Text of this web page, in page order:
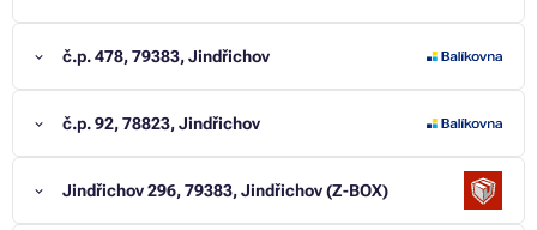
č.p. 478, 79383, Jindřichov
č.p. 92, 78823, Jindřichov
Jindřichov 296, 79383, Jindřichov (Z-BOX)